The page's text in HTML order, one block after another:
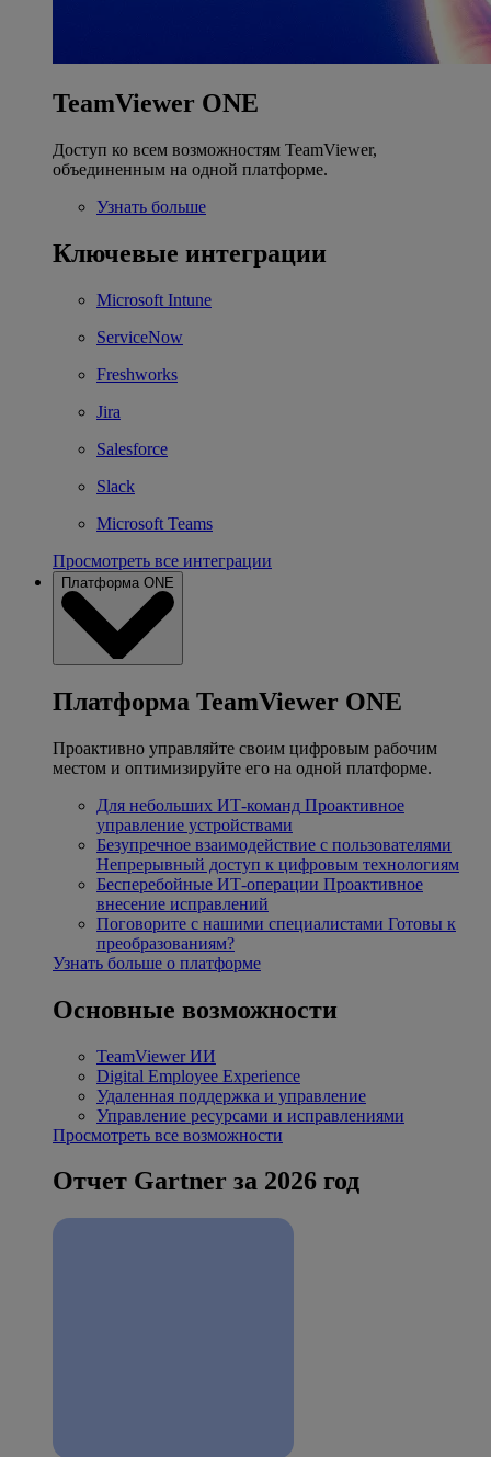
TeamViewer ONE
Доступ ко всем возможностям TeamViewer,
объединенным на одной платформе.
Узнать больше
Ключевые интеграции
Microsoft Intune
ServiceNow
Freshworks
Jira
Salesforce
Slack
Microsoft Teams
Просмотреть все интеграции
Платформа ONE
Платформа TeamViewer ONE
Проактивно управляйте своим цифровым рабочим
местом и оптимизируйте его на одной платформе.
Для небольших ИТ-команд Проактивное
управление устройствами
Безупречное взаимодействие с пользователями
Непрерывный доступ к цифровым технологиям
Бесперебойные ИТ-операции Проактивное
внесение исправлений
Поговорите с нашими специалистами Готовы к
преобразованиям?
Узнать больше о платформе
Основные возможности
TeamViewer ИИ
Digital Employee Experience
Удаленная поддержка и управление
Управление ресурсами и исправлениями
Просмотреть все возможности
Отчет Gartner за 2026 год